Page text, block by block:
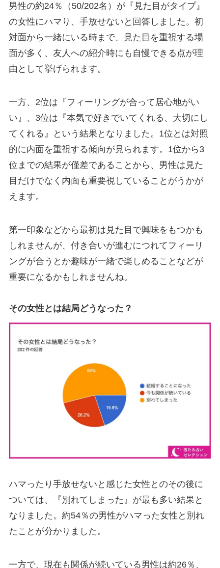
男性の約24％（50/202名）が『見た目がタイプ』
の女性にハマり、手放せないと回答しました。初
対面から一緒にいる時まで、見た目を重視する場
面が多く、友人への紹介時にも自慢できる点が理
由として挙げられます。
一方、2位は『フィーリングが合って居心地がい
い』、3位は『本気で好きでいてくれる、大切にし
てくれる』という結果となりました。1位とは対照
的に内面を重視する傾向が見られます。1位から3
位までの結果が僅差であることから、男性は見た
目だけでなく内面も重要視していることがうかが
えます。
第一印象などから最初は見た目で興味をもつかも
しれませんが、付き合いが進むにつれてフィーリ
ングが合うとか趣味が一緒で楽しめることなどが
重要になるかもしれませんね。
その女性とは結局どうなった？
ハマったり手放せないと感じた女性とのその後に
ついては、『別れてしまった』が最も多い結果と
なりました。約54％の男性がハマった女性と別れ
たことが分かりました。
一方で、現在も関係が続いている男性は約26％、